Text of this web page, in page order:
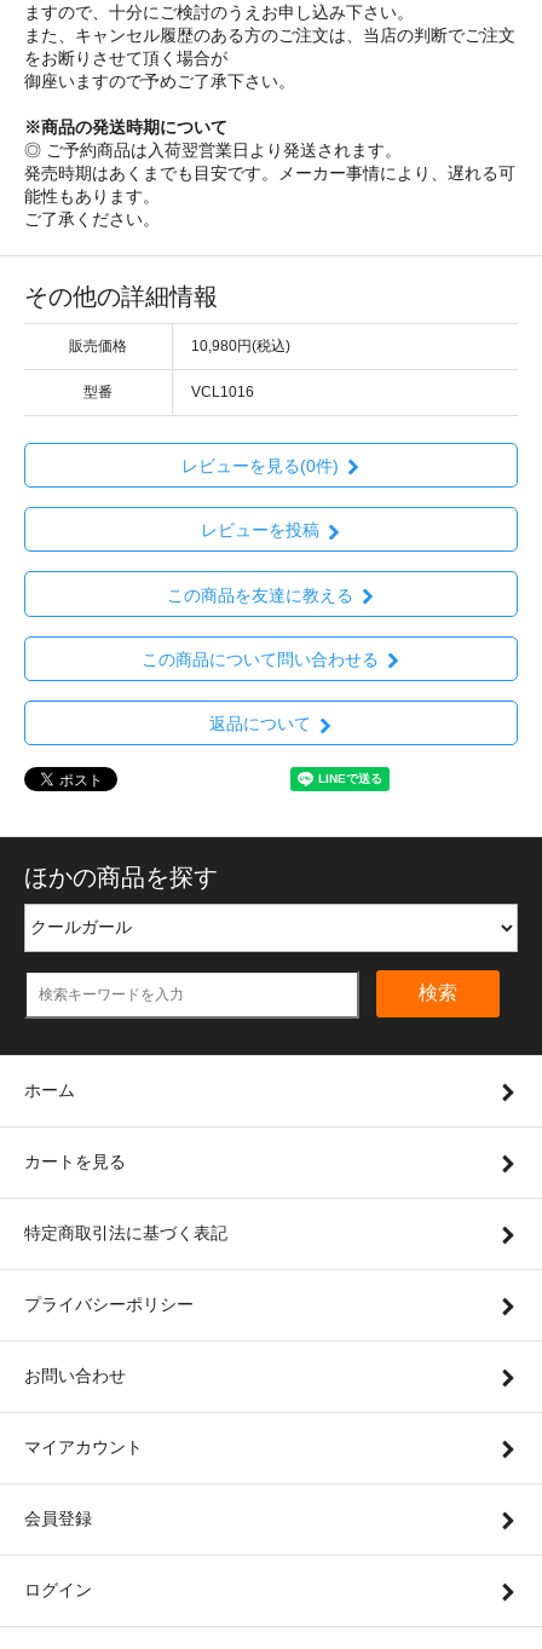
ますので、十分にご検討のうえお申し込み下さい。
また、キャンセル履歴のある方のご注文は、当店の判断でご注文
をお断りさせて頂く場合が
御座いますので予めご了承下さい。
※商品の発送時期について
◎ ご予約商品は入荷翌営業日より発送されます。
発売時期はあくまでも目安です。メーカー事情により、遅れる可
能性もあります。
ご了承ください。
その他の詳細情報
販売価格 10,980円(税込)
型番 VCL1016
レビューを見る(0件)
レビューを投稿
この商品を友達に教える
この商品について問い合わせる
返品について
ほかの商品を探す
検索
ホーム
カートを見る
特定商取引法に基づく表記
プライバシーポリシー
お問い合わせ
マイアカウント
会員登録
ログイン